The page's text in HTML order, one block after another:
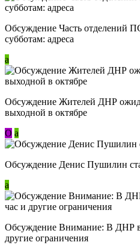
Обсуждение Часть отделений
субботам: адреса
a
Обсуждение Жителей ДНР
выходной в октябре
О a
Обсуждение Денис Пушилин
a
Обсуждение Внимание: В ДНР
другие ограничения